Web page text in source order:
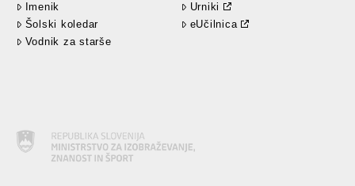
Imenik
Šolski koledar
Vodnik za starše
Urniki
eUčilnica